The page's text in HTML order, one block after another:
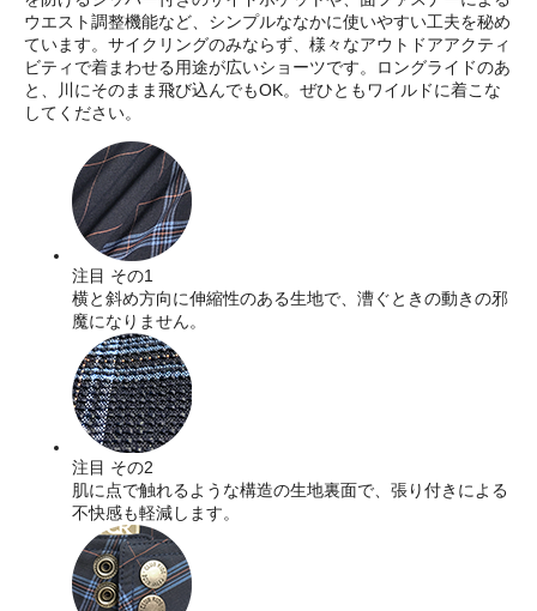
ウエスト調整機能など、シンプルななかに使いやすい工夫を秘め
ています。サイクリングのみならず、様々なアウトドアアクティ
ビティで着まわせる用途が広いショーツです。ロングライドのあ
と、川にそのまま飛び込んでもOK。ぜひともワイルドに着こな
してください。
注目 その1
横と斜め方向に伸縮性のある生地で、漕ぐときの動きの邪
魔になりません。
注目 その2
肌に点で触れるような構造の生地裏面で、張り付きによる
不快感も軽減します。